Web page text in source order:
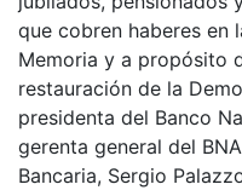
que cobren haberes en
Memoria y a propósito
restauración de la
presidenta del Banco
gerenta general del
Bancaria, Sergio